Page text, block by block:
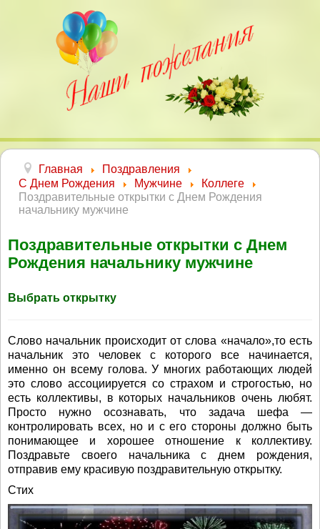
Главная
Поздравления
С Днем Рождения
Мужчине
Коллеге
Поздравительные открытки с Днем Рождения
начальнику мужчине
Поздравительные открытки с Днем
Рождения начальнику мужчине
Выбрать открытку
Слово начальник происходит от слова «начало»,то есть
начальник это человек с которого все начинается,
именно он всему голова. У многих работающих людей
это слово ассоциируется со страхом и строгостью, но
есть коллективы, в которых начальников очень любят.
Просто нужно осознавать, что задача шефа —
контролировать всех, но и с его стороны должно быть
понимающее и хорошее отношение к коллективу.
Поздравьте своего начальника с днем рождения,
отправив ему красивую поздравительную открытку.
Стих